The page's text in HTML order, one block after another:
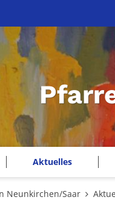
Aktuelles
Neunkirchen/Saar